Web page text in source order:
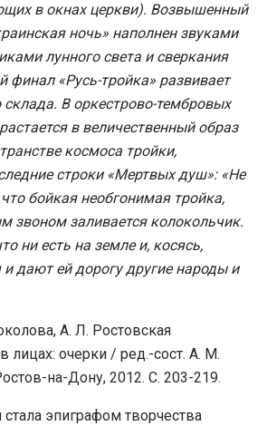
в окнах церкви). Возвышенный
ночь» наполнен звуками
лунного света и сверкания
финал «Русь-тройка» развивает
склада. В оркестрово-тембровых
в величественный образ
космоса тройки,
строки «Мертвых душ»: «Не
бойкая необгонимая тройка,
звоном заливается колокольчик.
ни есть на земле и, косясь,
дают ей дорогу другие народы и
А. Л. Ростовская
лицах: очерки / ред.-сост. А. М.
на-Дону, 2012. С. 203-219.
эпиграфом творчества